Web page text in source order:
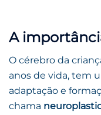
A
O cérebro da
anos de vida, tem
adaptação e
chama